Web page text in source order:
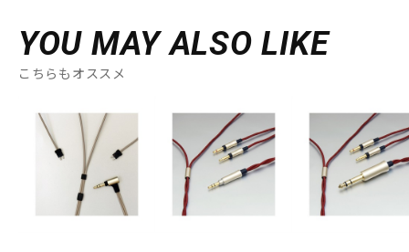
YOU MAY ALSO LIKE
こちらもオススメ